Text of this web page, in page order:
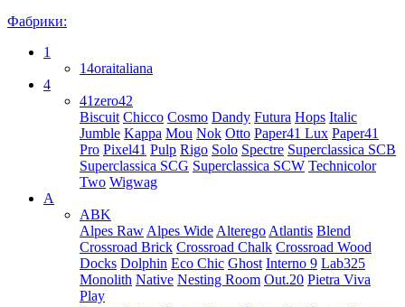
Фабрики:
1
14oraitaliana
4
41zero42
Biscuit Chicco Cosmo Dandy Futura Hops Italic
Jumble Kappa Mou Nok Otto Paper41 Lux Paper41
Pro Pixel41 Pulp Rigo Solo Spectre Superclassica SCB
Superclassica SCG Superclassica SCW Technicolor
Two Wigwag
A
ABK
Alpes Raw Alpes Wide Alterego Atlantis Blend
Crossroad Brick Crossroad Chalk Crossroad Wood
Docks Dolphin Eco Chic Ghost Interno 9 Lab325
Monolith Native Nesting Room Out.20 Pietra Viva
Play